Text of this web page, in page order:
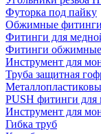
Футорка под пайку
Обжимные
Фитинги для
Фитинги обжимные
Инструмент для
Труба защитная
PUSH фитинги для
Инструмент для
Гибка труб